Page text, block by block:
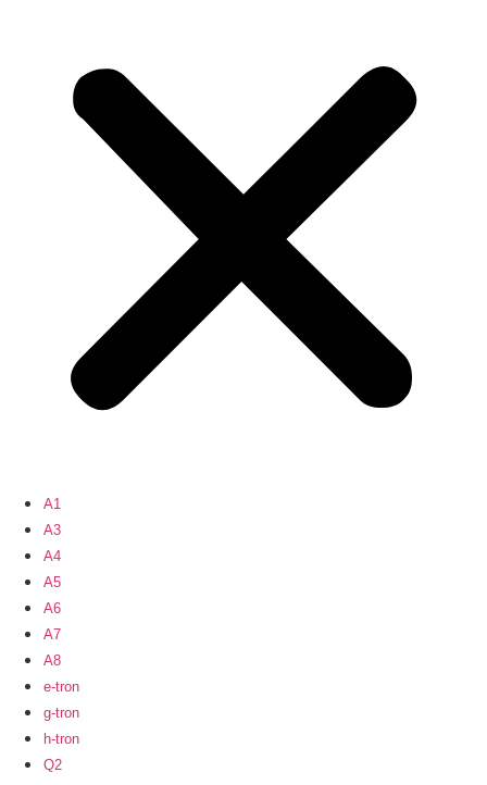
A1
A3
A4
A5
A6
A7
A8
e-tron
g-tron
h-tron
Q2